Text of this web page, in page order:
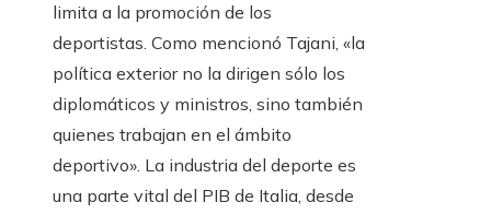
limita a la promoción de los
deportistas. Como mencionó Tajani, «la
política exterior no la dirigen sólo los
diplomáticos y ministros, sino también
quienes trabajan en el ámbito
deportivo». La industria del deporte es
una parte vital del PIB de Italia, desde